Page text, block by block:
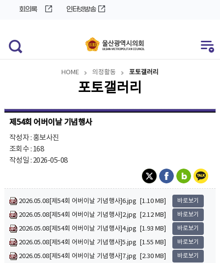
회의록 인터넷방송
HOME 의정활동 포토갤러리
포토갤러리
제54회 어버이날 기념행사
작성자 : 홍보사진
조회수 : 168
작성일 : 2026-05-08
2026.05.08[제54회 어버이날 기념행사]6.jpg [1.10 MB] 바로보기
2026.05.08[제54회 어버이날 기념행사]2.jpg [2.12 MB] 바로보기
2026.05.08[제54회 어버이날 기념행사]4.jpg [1.93 MB] 바로보기
2026.05.08[제54회 어버이날 기념행사]5.jpg [1.55 MB] 바로보기
2026.05.08[제54회 어버이날 기념행사]7.jpg [2.30 MB] 바로보기